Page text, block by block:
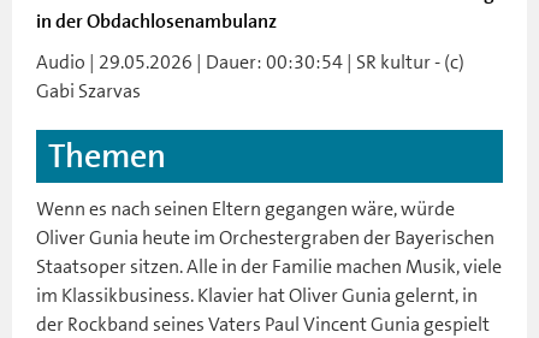
in der Obdachlosenambulanz
Audio | 29.05.2026 | Dauer: 00:30:54 | SR kultur - (c)
Gabi Szarvas
Themen
Wenn es nach seinen Eltern gegangen wäre, würde
Oliver Gunia heute im Orchestergraben der Bayerischen
Staatsoper sitzen. Alle in der Familie machen Musik, viele
im Klassikbusiness. Klavier hat Oliver Gunia gelernt, in
der Rockband seines Vaters Paul Vincent Gunia gespielt